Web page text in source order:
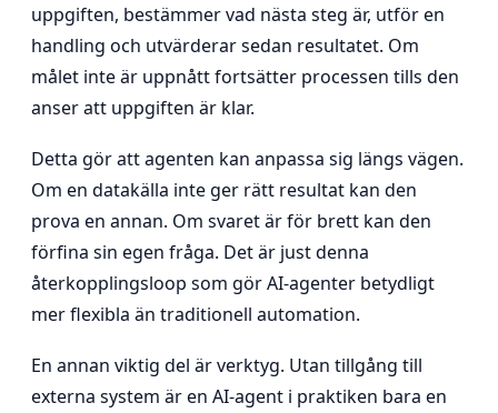
uppgiften, bestämmer vad nästa steg är, utför en
handling och utvärderar sedan resultatet. Om
målet inte är uppnått fortsätter processen tills den
anser att uppgiften är klar.
Detta gör att agenten kan anpassa sig längs vägen.
Om en datakälla inte ger rätt resultat kan den
prova en annan. Om svaret är för brett kan den
förfina sin egen fråga. Det är just denna
återkopplingsloop som gör AI-agenter betydligt
mer flexibla än traditionell automation.
En annan viktig del är verktyg. Utan tillgång till
externa system är en AI-agent i praktiken bara en